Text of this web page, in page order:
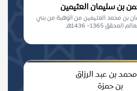
بن سليمان العثيمين
بن محمد العثيمين من الوهبة من بني
المحقق 1365- 1436هـ